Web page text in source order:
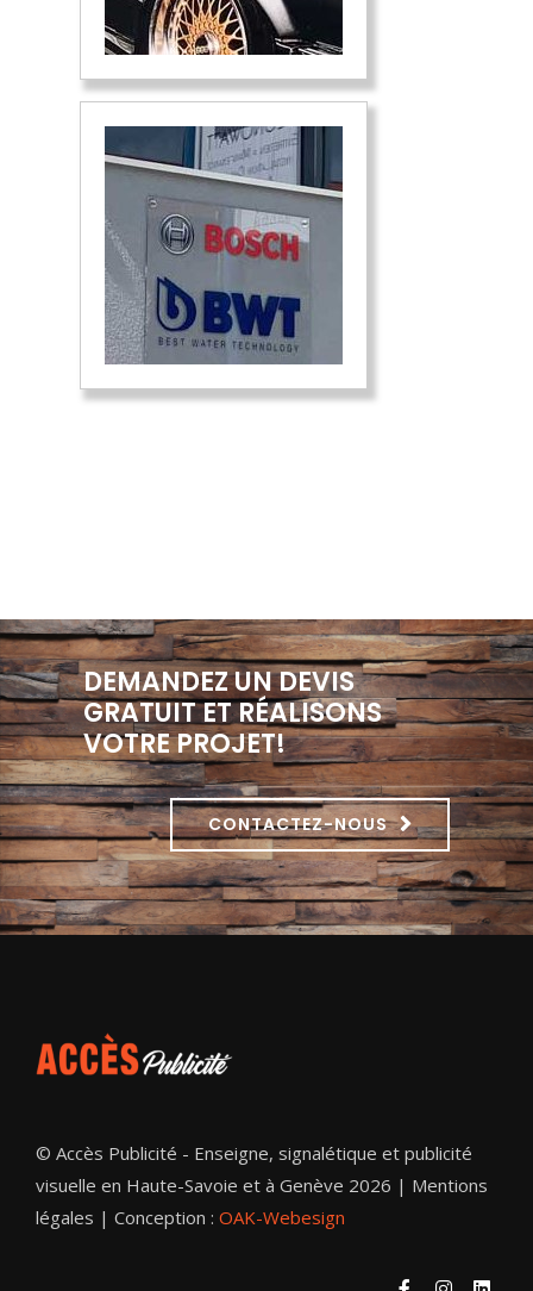
DEMANDEZ UN DEVIS
GRATUIT ET RÉALISONS
VOTRE PROJET!
CONTACTEZ-NOUS
© Accès Publicité - Enseigne, signalétique et publicité
visuelle en Haute-Savoie et à Genève 2026 | Mentions
légales | Conception : OAK-Webesign